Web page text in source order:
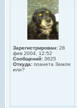
Зарегистрирован: 28
фев 2004, 12:52
Сообщений: 3625
Откуда: планета Земля
или?